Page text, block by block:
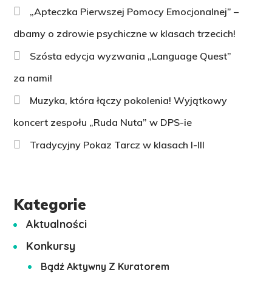
„Apteczka Pierwszej Pomocy Emocjonalnej” –
dbamy o zdrowie psychiczne w klasach trzecich!
Szósta edycja wyzwania „Language Quest”
za nami!
Muzyka, która łączy pokolenia! Wyjątkowy
koncert zespołu „Ruda Nuta” w DPS-ie
Tradycyjny Pokaz Tarcz w klasach I-III
Kategorie
Aktualności
Konkursy
Bądź Aktywny Z Kuratorem